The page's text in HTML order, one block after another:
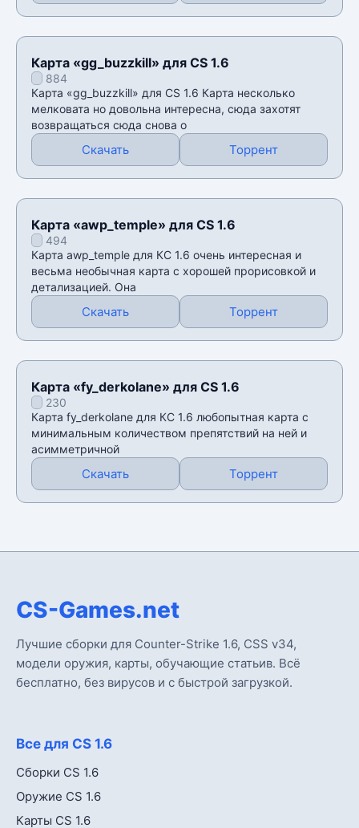
Карта «gg_buzzkill» для CS 1.6
884
Карта «gg_buzzkill» для CS 1.6 Карта несколько
мелковата но довольна интересна, сюда захотят
возвращаться сюда снова о
Скачать Торрент
Карта «awp_temple» для CS 1.6
494
Карта awp_temple для КС 1.6 очень интересная и
весьма необычная карта с хорошей прорисовкой и
детализацией. Она
Скачать Торрент
Карта «fy_derkolane» для CS 1.6
230
Карта fy_derkolane для КС 1.6 любопытная карта с
минимальным количеством препятствий на ней и
асимметричной
Скачать Торрент
CS-Games.net
Лучшие сборки для Counter-Strike 1.6, CSS v34,
модели оружия, карты, обучающие статьив. Всё
бесплатно, без вирусов и с быстрой загрузкой.
Все для CS 1.6
Сборки CS 1.6
Оружие CS 1.6
Карты CS 1.6